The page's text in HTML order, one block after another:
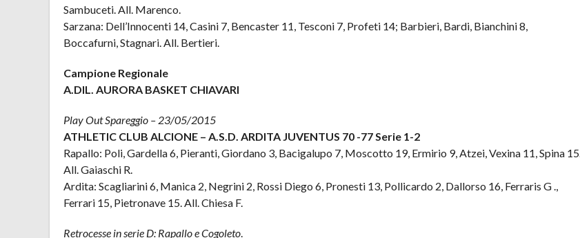
Sambuceti. All. Marenco.
Sarzana: Dell’Innocenti 14, Casini 7, Bencaster 11, Tesconi 7, Profeti 14; Barbieri, Bardi, Bianchini 8,
Boccafurni, Stagnari. All. Bertieri.
Campione Regionale
A.DIL. AURORA BASKET CHIAVARI
Play Out Spareggio – 23/05/2015
ATHLETIC CLUB ALCIONE – A.S.D. ARDITA JUVENTUS 70 -77 Serie 1-2
Rapallo: Poli, Gardella 6, Pieranti, Giordano 3, Bacigalupo 7, Moscotto 19, Ermirio 9, Atzei, Vexina 11, Spina 15.
All. Gaiaschi R.
Ardita: Scagliarini 6, Manica 2, Negrini 2, Rossi Diego 6, Pronesti 13, Pollicardo 2, Dallorso 16, Ferraris G .,
Ferrari 15, Pietronave 15. All. Chiesa F.
Retrocesse in serie D: Rapallo e Cogoleto